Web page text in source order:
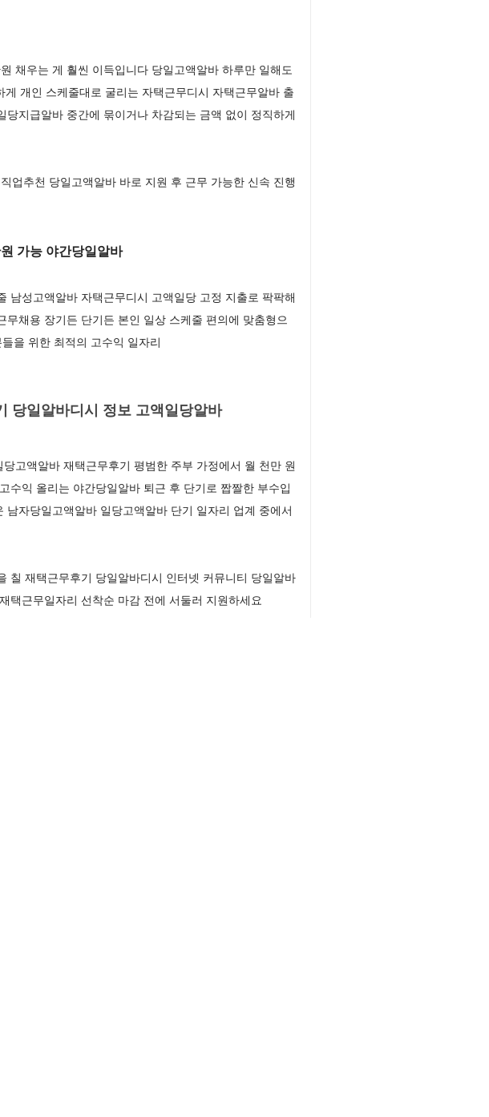
채우는 게 훨씬 이득입니다 당일고액알바 하루만 일해도
개인 스케줄대로 굴리는 자택근무디시 자택근무알바 출
지급알바 중간에 묶이거나 차감되는 금액 없이 정직하게
업추천 당일고액알바 바로 지원 후 근무 가능한 신속 진행
가능 야간당일알바
남성고액알바 자택근무디시 고액일당 고정 지출로 팍팍해
채용 장기든 단기든 본인 일상 스케줄 편의에 맞춤형으
을 위한 최적의 고수익 일자리
당일알바디시 정보 고액일당알바
고액알바 재택근무후기 평범한 주부 가정에서 월 천만 원
수익 올리는 야간당일알바 퇴근 후 단기로 짭짤한 부수입
자당일고액알바 일당고액알바 단기 일자리 업계 중에서
칠 재택근무후기 당일알바디시 인터넷 커뮤니티 당일알바
택근무일자리 선착순 마감 전에 서둘러 지원하세요